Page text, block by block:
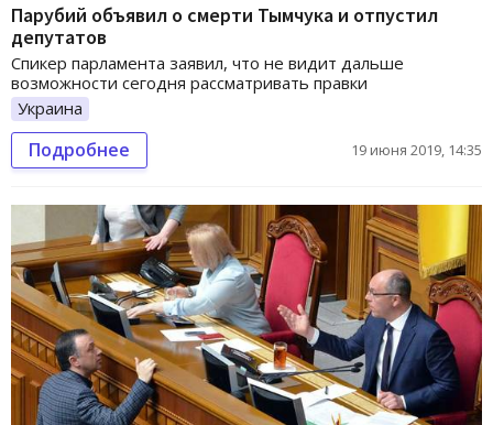
Парубий объявил о смерти Тымчука и отпустил
депутатов
Спикер парламента заявил, что не видит дальше
возможности сегодня рассматривать правки
Украина
Подробнее 19 июня 2019, 14:35